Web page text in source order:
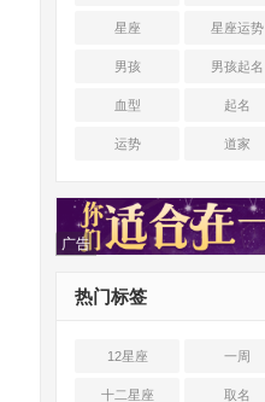
星座 星座运势
男孩 男孩起名
血型 起名
运势 道家
广告
热门标签
12星座 一周
十二星座 取名